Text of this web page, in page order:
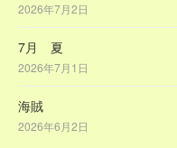
2026年7月2日
7月 夏
2026年7月1日
海賊
2026年6月2日